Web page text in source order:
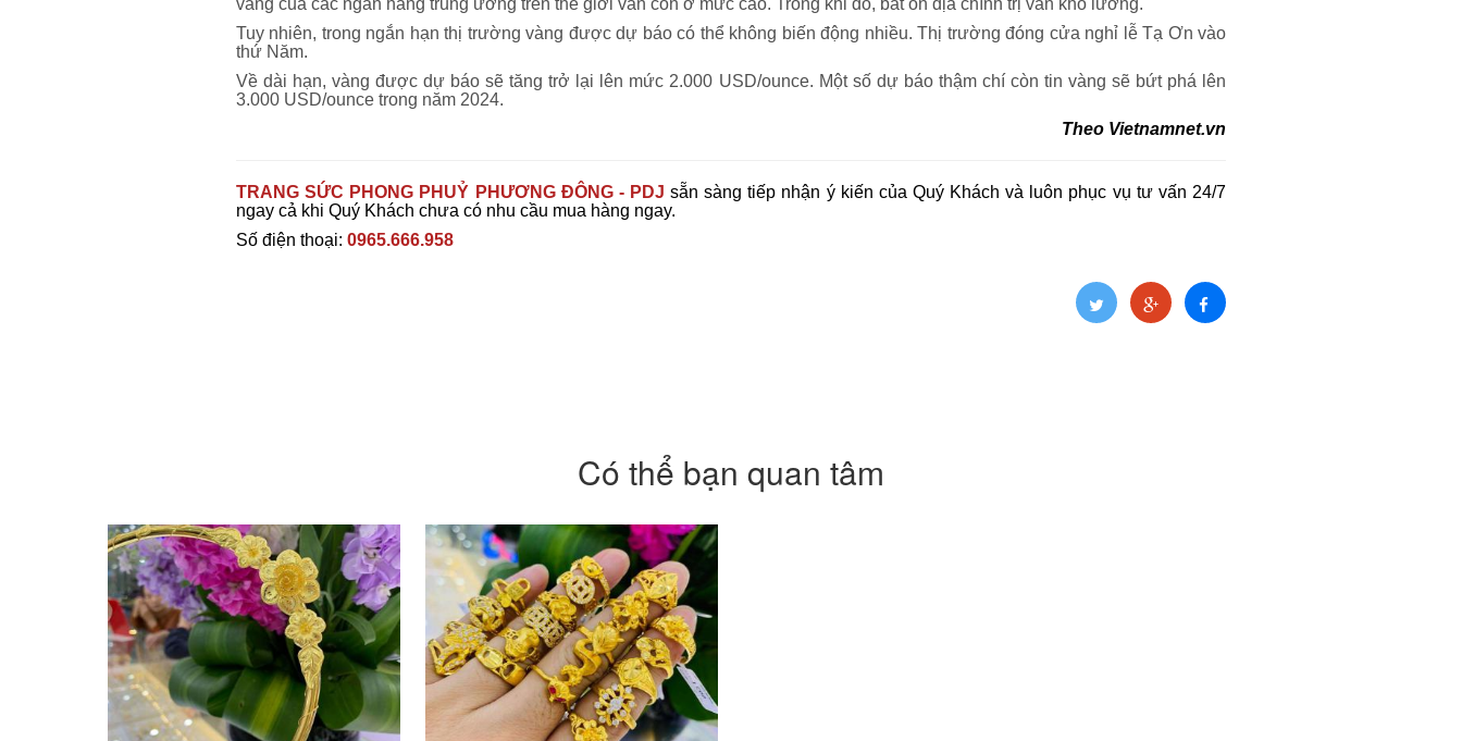
vàng của các ngân hàng trung ương trên thế giới vẫn còn ở mức cao. Trong khi đó, bất ổn địa chính trị vẫn khó lường.
Tuy nhiên, trong ngắn hạn thị trường vàng được dự báo có thể không biến động nhiều. Thị trường đóng cửa nghỉ lễ Tạ Ơn vào
thứ Năm.
Về dài hạn, vàng được dự báo sẽ tăng trở lại lên mức 2.000 USD/ounce. Một số dự báo thậm chí còn tin vàng sẽ bứt phá lên
3.000 USD/ounce trong năm 2024.
Theo Vietnamnet.vn
TRANG SỨC PHONG PHUỶ PHƯƠNG ĐÔNG - PDJ sẵn sàng tiếp nhận ý kiến của Quý Khách và luôn phục vụ tư vấn 24/7
ngay cả khi Quý Khách chưa có nhu cầu mua hàng ngay.
Số điện thoại: 0965.666.958
Có thể bạn quan tâm